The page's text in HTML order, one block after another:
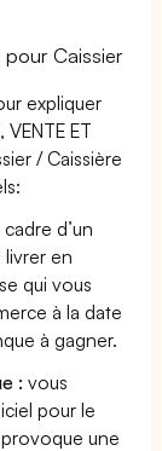
Caissier
expliquer
ET
/ Caissière
d’un
en
qui vous
à la date
à gagner.
: vous
pour le
une